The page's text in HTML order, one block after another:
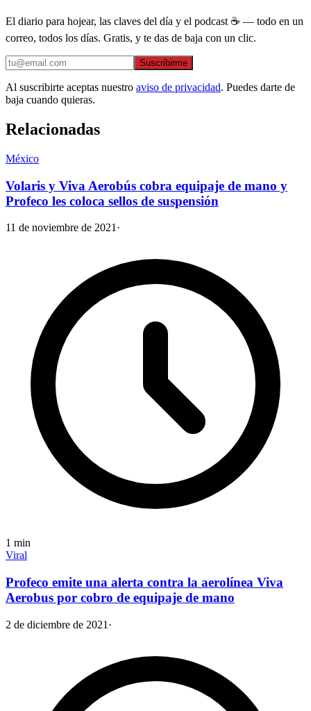
El diario para hojear, las claves del día y el podcast ☕ — todo en un
correo, todos los días. Gratis, y te das de baja con un clic.
Suscribirme
Al suscribirte aceptas nuestro aviso de privacidad. Puedes darte de
baja cuando quieras.
Relacionadas
México
Volaris y Viva Aerobús cobra equipaje de mano y
Profeco les coloca sellos de suspensión
11 de noviembre de 2021 ·
1 min
Viral
Profeco emite una alerta contra la aerolínea Viva
Aerobus por cobro de equipaje de mano
2 de diciembre de 2021 ·